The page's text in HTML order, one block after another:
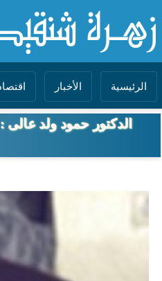
الرئيسية الأخبار
الدكتور حمود ولد عالى